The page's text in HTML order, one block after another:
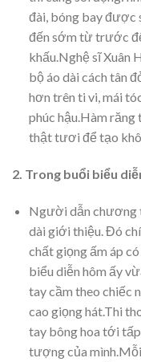
đài, bóng bay được
đến sớm từ trước
khấu.Nghệ sĩ Xuân
bộ áo dài cách tân
hơn trên ti vi, mái
phúc hậu.Hàm
thật tươi để tạo
2. Trong buổi biểu
Người dẫn chương
dài giới thiệu. Đó
chất giọng ấm áp
biểu diễn hôm ấy
tay cầm theo chiếc
cao giọng hát.Thi
tay bông hoa tới
tượng của